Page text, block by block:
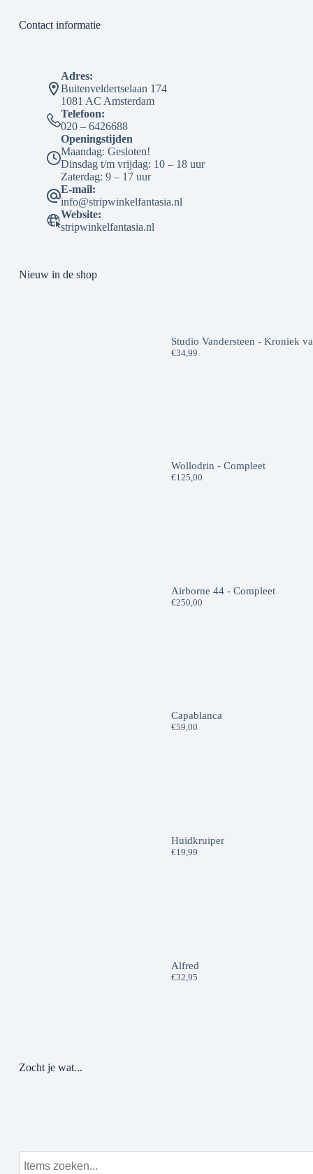
Contact informatie
Adres:
Buitenveldertselaan 174
1081 AC Amsterdam
Telefoon:
020 – 6426688
Openingstijden
Maandag: Gesloten!
Dinsdag t/m vrijdag: 10 – 18 uur
Zaterdag: 9 – 17 uur
E-mail:
info@stripwinkelfantasia.nl
Website:
stripwinkelfantasia.nl
Nieuw in de shop
Studio Vandersteen - Kroniek
€34,99
Wollodrin - Compleet
€125,00
Airborne 44 - Compleet
€250,00
Capablanca
€59,00
Huidkruiper
€19,99
Alfred
€32,95
Zocht je wat...